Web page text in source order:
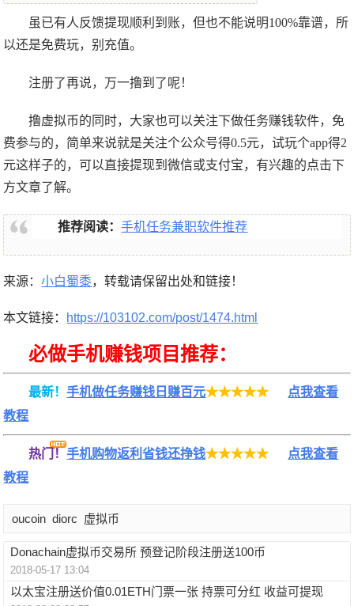
虽已有人反馈提现顺利到账，但也不能说明100%靠谱，所
以还是免费玩，别充值。
注册了再说，万一撸到了呢！
撸虚拟币的同时，大家也可以关注下做任务赚钱软件，免
费参与的，简单来说就是关注个公众号得0.5元，试玩个app得2
元这样子的，可以直接提现到微信或支付宝，有兴趣的点击下
方文章了解。
推荐阅读：手机任务兼职软件推荐
来源：小白蜀黍，转载请保留出处和链接！
本文链接： https://103102.com/post/1474.html
必做手机赚钱项目推荐：
最新！手机做任务赚钱日赚百元★★★★★
点我查看
教程
热门！手机购物返利省钱还挣钱★★★★★
点我查看
教程
oucoin diorc 虚拟币
Donachain虚拟币交易所 预登记阶段注册送100币
2018-05-17 13:04
以太宝注册送价值0.01ETH门票一张 持票可分红 收益可提现